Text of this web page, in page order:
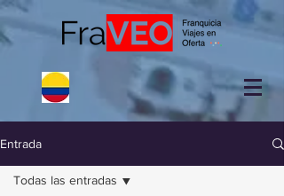
Entrada
Todas las entradas